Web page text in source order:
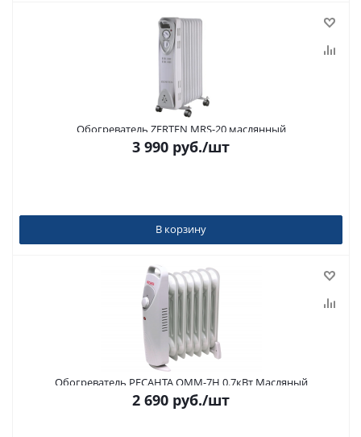
Обогреватель ZERTEN MRS-20 маслянный
3 990 руб./шт
В корзину
Обогреватель РЕСАНТА ОММ-7Н 0.7кВт Масляный
2 690 руб./шт